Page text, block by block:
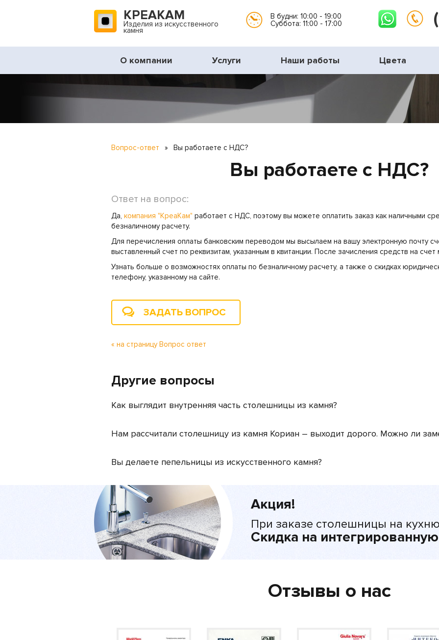
КРЕАКАМ
Изделия из искусственного
камня
В будни: 10:00 - 19:00
Суббота: 11:00 - 17:00
О компании Услуги Наши работы Цвета
Вопрос-ответ » Вы работаете с НДС?
Вы работаете с НДС?
Ответ на вопрос:
Да, компания "КреаКам" работает с НДС, поэтому вы можете оплатить заказ как наличными
безналичному расчету.
Для перечисления оплаты банковским переводом мы высылаем на вашу электронную почту
выставленный счет по реквизитам, указанным в квитанции. После зачисления средств на счет
Узнать больше о возможностях оплаты по безналичному расчету, а также о скидках
телефону, указанному на сайте.
ЗАДАТЬ ВОПРОС
« на страницу Вопрос ответ
Другие вопросы
Как выглядит внутренняя часть столешницы из камня?
Нам рассчитали столешницу из камня Кориан – выходит дорого. Можно ли
Вы делаете пепельницы из искусственного камня?
Акция!
При заказе столешницы на
Скидка на
Отзывы о нас